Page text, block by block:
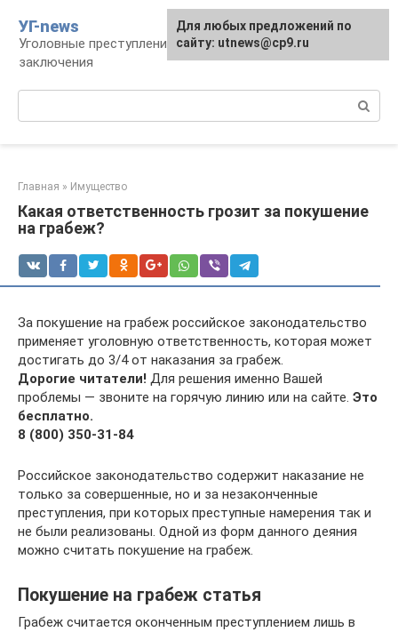
контенту
УГ-news
Уголовные преступления, наказания, места
заключения
Главная » Имущество
Какая ответственность грозит за покушение
на грабеж?
За покушение на грабеж российское законодательство
применяет уголовную ответственность, которая может
достигать до 3/4 от наказания за грабеж.
Дорогие читатели! Для решения именно Вашей
проблемы — звоните на горячую линию или на сайте. Это
бесплатно.
8 (800) 350-31-84
Российское законодательство содержит наказание не
только за совершенные, но и за незаконченные
преступления, при которых преступные намерения так и
не были реализованы. Одной из форм данного деяния
можно считать покушение на грабеж.
Покушение на грабеж статья
Грабеж считается оконченным преступлением лишь в
Для любых предложений по
сайту: utnews@cp9.ru